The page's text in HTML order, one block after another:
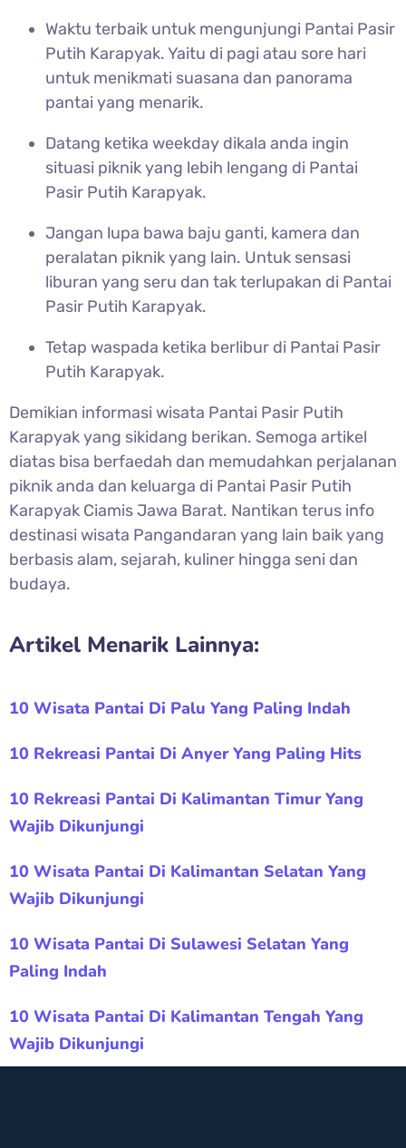
Waktu terbaik untuk mengunjungi Pantai Pasir
Putih Karapyak. Yaitu di pagi atau sore hari
untuk menikmati suasana dan panorama
pantai yang menarik.
Datang ketika weekday dikala anda ingin
situasi piknik yang lebih lengang di Pantai
Pasir Putih Karapyak.
Jangan lupa bawa baju ganti, kamera dan
peralatan piknik yang lain. Untuk sensasi
liburan yang seru dan tak terlupakan di Pantai
Pasir Putih Karapyak.
Tetap waspada ketika berlibur di Pantai Pasir
Putih Karapyak.
Demikian informasi wisata Pantai Pasir Putih
Karapyak yang sikidang berikan. Semoga artikel
diatas bisa berfaedah dan memudahkan perjalanan
piknik anda dan keluarga di Pantai Pasir Putih
Karapyak Ciamis Jawa Barat. Nantikan terus info
destinasi wisata Pangandaran yang lain baik yang
berbasis alam, sejarah, kuliner hingga seni dan
budaya.
Artikel Menarik Lainnya:
10 Wisata Pantai Di Palu Yang Paling Indah
10 Rekreasi Pantai Di Anyer Yang Paling Hits
10 Rekreasi Pantai Di Kalimantan Timur Yang
Wajib Dikunjungi
10 Wisata Pantai Di Kalimantan Selatan Yang
Wajib Dikunjungi
10 Wisata Pantai Di Sulawesi Selatan Yang
Paling Indah
10 Wisata Pantai Di Kalimantan Tengah Yang
Wajib Dikunjungi